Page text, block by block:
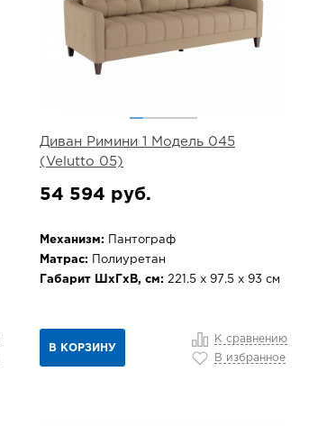
Диван Римини 1 Модель 045
(Velutto 05)
54 594 руб.
Механизм: Пантограф
Матрас: Полиуретан
Габарит ШхГхВ, см: 221.5 х 97.5 х 93 см
В КОРЗИНУ
К сравнению
В избранное